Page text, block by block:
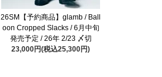
26SM【予約商品】glamb / Ball
oon Cropped Slacks / 6月中旬
発売予定 / 26年 2/23 〆切
23,000円(税込25,300円)